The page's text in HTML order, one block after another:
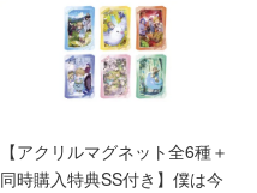
【アクリルマグネット全6種＋
同時購入特典SS付き】僕は今